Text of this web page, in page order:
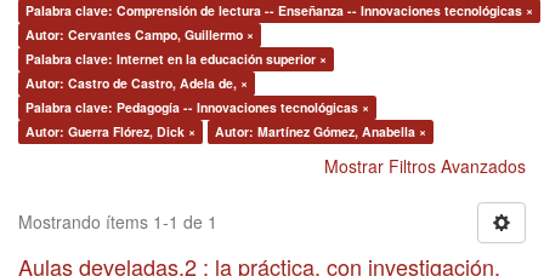
Palabra clave: Comprensión de lectura -- Enseñanza -- Innovaciones tecnológicas ×
Autor: Cervantes Campo, Guillermo ×
Palabra clave: Internet en la educación superior ×
Autor: Castro de Castro, Adela de, ×
Palabra clave: Pedagogía -- Innovaciones tecnológicas ×
Autor: Guerra Flórez, Dick ×
Autor: Martínez Gómez, Anabella ×
Mostrar Filtros Avanzados
Mostrando ítems 1-1 de 1
Aulas develadas.2 : la práctica, con investigación,